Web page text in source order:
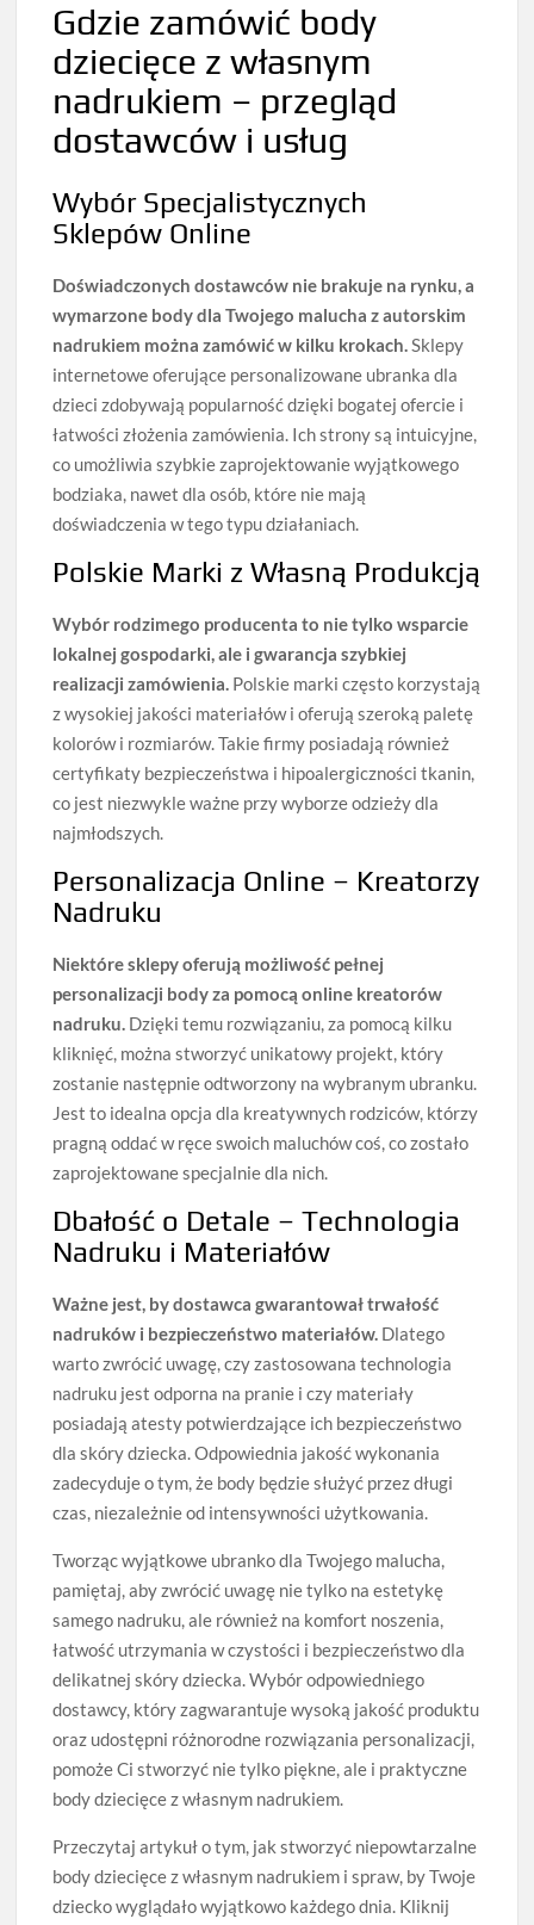
Gdzie zamówić body
dziecięce z własnym
nadrukiem – przegląd
dostawców i usług
Wybór Specjalistycznych
Sklepów Online
Doświadczonych dostawców nie brakuje na rynku, a
wymarzone body dla Twojego malucha z autorskim
nadrukiem można zamówić w kilku krokach. Sklepy
internetowe oferujące personalizowane ubranka dla
dzieci zdobywają popularność dzięki bogatej ofercie i
łatwości złożenia zamówienia. Ich strony są intuicyjne,
co umożliwia szybkie zaprojektowanie wyjątkowego
bodziaka, nawet dla osób, które nie mają
doświadczenia w tego typu działaniach.
Polskie Marki z Własną Produkcją
Wybór rodzimego producenta to nie tylko wsparcie
lokalnej gospodarki, ale i gwarancja szybkiej
realizacji zamówienia. Polskie marki często korzystają
z wysokiej jakości materiałów i oferują szeroką paletę
kolorów i rozmiarów. Takie firmy posiadają również
certyfikaty bezpieczeństwa i hipoalergiczności tkanin,
co jest niezwykle ważne przy wyborze odzieży dla
najmłodszych.
Personalizacja Online – Kreatorzy
Nadruku
Niektóre sklepy oferują możliwość pełnej
personalizacji body za pomocą online kreatorów
nadruku. Dzięki temu rozwiązaniu, za pomocą kilku
kliknięć, można stworzyć unikatowy projekt, który
zostanie następnie odtworzony na wybranym ubranku.
Jest to idealna opcja dla kreatywnych rodziców, którzy
pragną oddać w ręce swoich maluchów coś, co zostało
zaprojektowane specjalnie dla nich.
Dbałość o Detale – Technologia
Nadruku i Materiałów
Ważne jest, by dostawca gwarantował trwałość
nadruków i bezpieczeństwo materiałów. Dlatego
warto zwrócić uwagę, czy zastosowana technologia
nadruku jest odporna na pranie i czy materiały
posiadają atesty potwierdzające ich bezpieczeństwo
dla skóry dziecka. Odpowiednia jakość wykonania
zadecyduje o tym, że body będzie służyć przez długi
czas, niezależnie od intensywności użytkowania.
Tworząc wyjątkowe ubranko dla Twojego malucha,
pamiętaj, aby zwrócić uwagę nie tylko na estetykę
samego nadruku, ale również na komfort noszenia,
łatwość utrzymania w czystości i bezpieczeństwo dla
delikatnej skóry dziecka. Wybór odpowiedniego
dostawcy, który zagwarantuje wysoką jakość produktu
oraz udostępni różnorodne rozwiązania personalizacji,
pomoże Ci stworzyć nie tylko piękne, ale i praktyczne
body dziecięce z własnym nadrukiem.
Przeczytaj artykuł o tym, jak stworzyć niepowtarzalne
body dziecięce z własnym nadrukiem i spraw, by Twoje
dziecko wyglądało wyjątkowo każdego dnia. Kliknij